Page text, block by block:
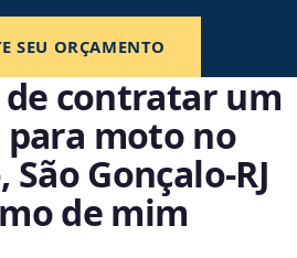
SEU ORÇAMENTO
contratar um
moto no
Gonçalo‑RJ
de mim